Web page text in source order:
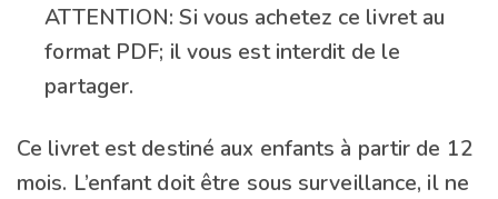
ATTENTION: Si vous achetez ce livret au
format PDF; il vous est interdit de le
partager.
Ce livret est destiné aux enfants à partir de 12
mois. L’enfant doit être sous surveillance, il ne